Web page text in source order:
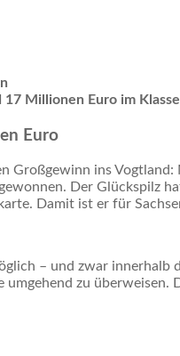
Millionen Euro im
Euro
Großgewinn ins
Der Glückspilz
Damit ist er für
– und zwar
zu